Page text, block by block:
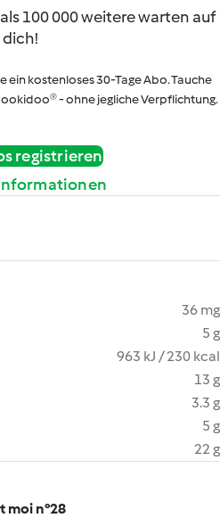
100 000 weitere warten auf
dich!
ein kostenloses 30-Tage Abo. Tauche
- ohne jegliche Verpflichtung.
registrieren
36 mg
5 g
963 kJ / 230 kcal
13 g
3.3 g
5 g
22 g
moi n°28